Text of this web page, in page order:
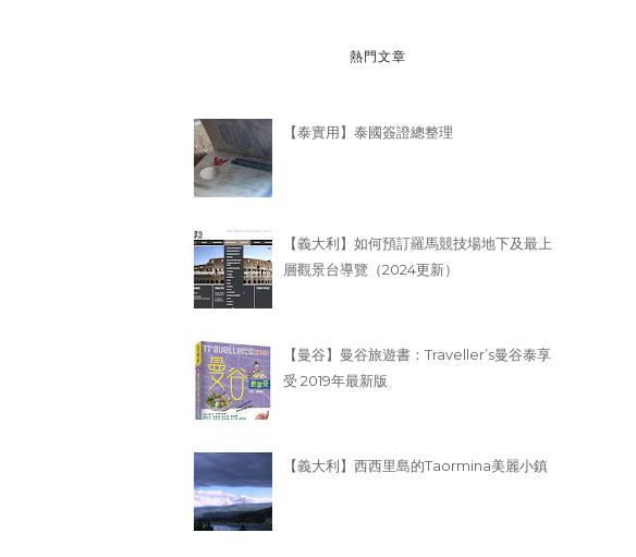
熱門文章
【泰實用】泰國簽證總整理
【義大利】如何預訂羅馬競技場地下及最上
層觀景台導覽（2024更新）
【曼谷】曼谷旅遊書：Traveller’s曼谷泰享
受 2019年最新版
【義大利】西西里島的Taormina美麗小鎮